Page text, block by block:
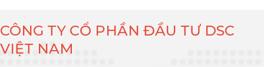
CÔNG TY CỔ PHẦN ĐẦU TƯ DSC
VIỆT NAM